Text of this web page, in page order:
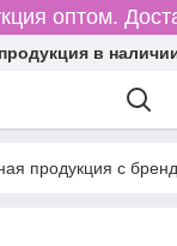
оптом.
в
продукция с